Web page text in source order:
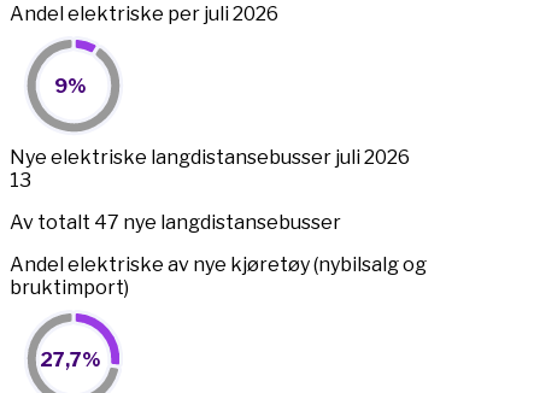
Andel elektriske per juli 2026
Pie chart with 2 slices.
View as data table, 9%
9%
End of interactive chart.
Nye elektriske langdistansebusser juli 2026
13
Av totalt 47 nye langdistansebusser
Andel elektriske av nye kjøretøy (nybilsalg og
bruktimport)
27,7%
Pie chart with 2 slices.
27,7%